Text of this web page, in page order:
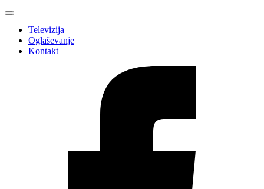
Televizija
Oglaševanje
Kontakt